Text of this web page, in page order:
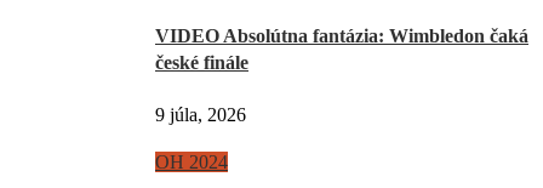
VIDEO Absolútna fantázia: Wimbledon čaká
české finále
9 júla, 2026
OH 2024